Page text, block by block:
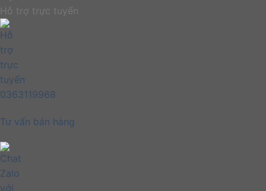
Hỗ trợ trực tuyến
0363119968
Tư vấn bán hàng